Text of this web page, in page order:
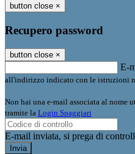
button close ×
Recupero password
button close ×
E-
all'indirizzo indicato con le istruzioni
Non hai una e-mail associata al nome
tramite la Login Spaggiari
E-mail inviata, si prega di